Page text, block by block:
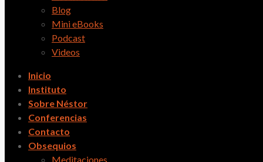
Blog
Mini eBooks
Podcast
Videos
Inicio
Instituto
Sobre Néstor
Conferencias
Contacto
Obsequios
Meditaciones